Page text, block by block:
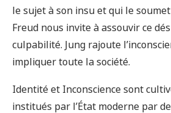
le sujet à son insu et qui le
Freud nous invite à assouvir ce
culpabilité. Jung rajoute
impliquer toute la société.
Identité et Inconscience sont
institués par l’État moderne par